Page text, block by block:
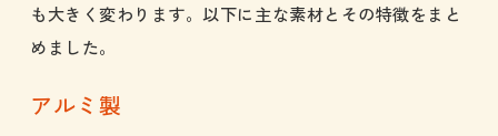
も大きく変わります。以下に主な素材とその特徴をまと
めました。
アルミ製